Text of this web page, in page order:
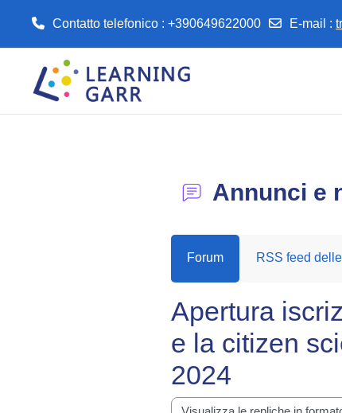
Contatto telefonico : +390649622000 E-mail :
Annunci e
Forum RSS feed
Apertura
e la citizen
2024
Modalità visualizzazione